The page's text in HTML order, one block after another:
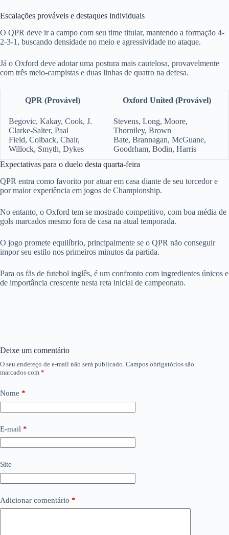
Escalações prováveis e destaques individuais
O QPR deve ir a campo com seu time titular, mantendo a formação 4-
2-3-1, buscando densidade no meio e agressividade no ataque.
Já o Oxford deve adotar uma postura mais cautelosa, provavelmente
com três meio-campistas e duas linhas de quatro na defesa.
QPR (Provável) Oxford United (Provável)
Begovic, Kakay, Cook, J.
Clarke-Salter, Paal
Field, Colback, Chair,
Willock, Smyth, Dykes
Stevens, Long, Moore,
Thorniley, Brown
Bate, Brannagan, McGuane,
Goodrham, Bodin, Harris
Expectativas para o duelo desta quarta-feira
QPR entra como favorito por atuar em casa diante de seu torcedor e
por maior experiência em jogos de Championship.
No entanto, o Oxford tem se mostrado competitivo, com boa média de
gols marcados mesmo fora de casa na atual temporada.
O jogo promete equilíbrio, principalmente se o QPR não conseguir
impor seu estilo nos primeiros minutos da partida.
Para os fãs de futebol inglês, é um confronto com ingredientes únicos e
de importância crescente nesta reta inicial de campeonato.
Deixe um comentário
O seu endereço de e-mail não será publicado. Campos obrigatórios são
marcados com *
Nome *
E-mail *
Site
Adicionar comentário *